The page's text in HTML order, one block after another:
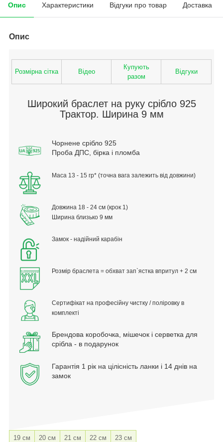
Опис Характеристики Відгуки про товар Доставка
Опис
Розмірна сітка Відео
Купують
разом
Відгуки
Широкий браслет на руку срібло 925
Трактор. Ширина 9 мм
Чорнене срібло 925
Проба ДПС, бірка і пломба
Маса 13 - 15 гр* (точна вага залежить від довжини)
Довжина 18 - 24 см (крок 1)
Ширина близько 9 мм
Замок - надійний карабін
Розмір браслета = обхват зап`ястка впритул + 2 см
Сертифікат на професійну чистку / поліровку в
комплекті
Брендова коробочка, мішечок і серветка для
срібла - в подарунок
Гарантія 1 рік на цілісність ланки і 14 днів на
замок
19 см 20 см 21 см 22 см
23 см